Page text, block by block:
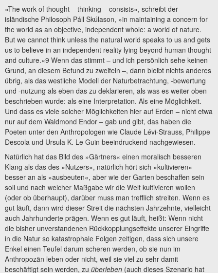
»The work of thought – thinking – consists«, schreibt der
isländische Philosoph Páll Skúlason, »in maintaining a concern for
the world as an objective, independent whole: a world of nature.
But we cannot think unless the natural world speaks to us and gets
us to believe in an independent reality lying beyond human thought
and culture.«9 Wenn das stimmt – und ich persönlich sehe keinen
Grund, an diesem Befund zu zweifeln –, dann bleibt nichts anderes
übrig, als das westliche Modell der Naturbetrachtung, -bewertung
und -nutzung als eben das zu deklarieren, als was es weiter oben
beschrieben wurde: als eine Interpretation. Als eine Möglichkeit.
Und dass es viele solcher Möglichkeiten hier auf Erden – nicht etwa
nur auf dem Waldmond Endor – gab und gibt, das haben die
Poeten unter den Anthropologen wie Claude Lévi-Strauss, Philippe
Descola und Ursula K. Le Guin beeindruckend nachgewiesen.
Natürlich hat das Bild des »Gärtners« einen moralisch besseren
Klang als das des »Nutzers«, natürlich hört sich »kultivieren«
besser an als »ausbeuten«, aber wie der Garten beschaffen sein
soll und nach welcher Maßgabe wir die Welt kultivieren wollen
(oder ob überhaupt), darüber muss man trefflich streiten. Wenn es
gut läuft, dann wird dieser Streit die nächsten Jahrzehnte, vielleicht
auch Jahrhunderte prägen. Wenn es gut läuft, heißt: Wenn nicht
die bisher unverstandenen Rückkopplungseffekte unserer Eingriffe
in die Natur so katastrophale Folgen zeitigen, dass sich unsere
Enkel einen Teufel darum scheren werden, ob sie nun im
Anthropozän leben oder nicht, weil sie viel zu sehr damit
beschäftigt sein werden, zu überleben (auch dieses Szenario hat